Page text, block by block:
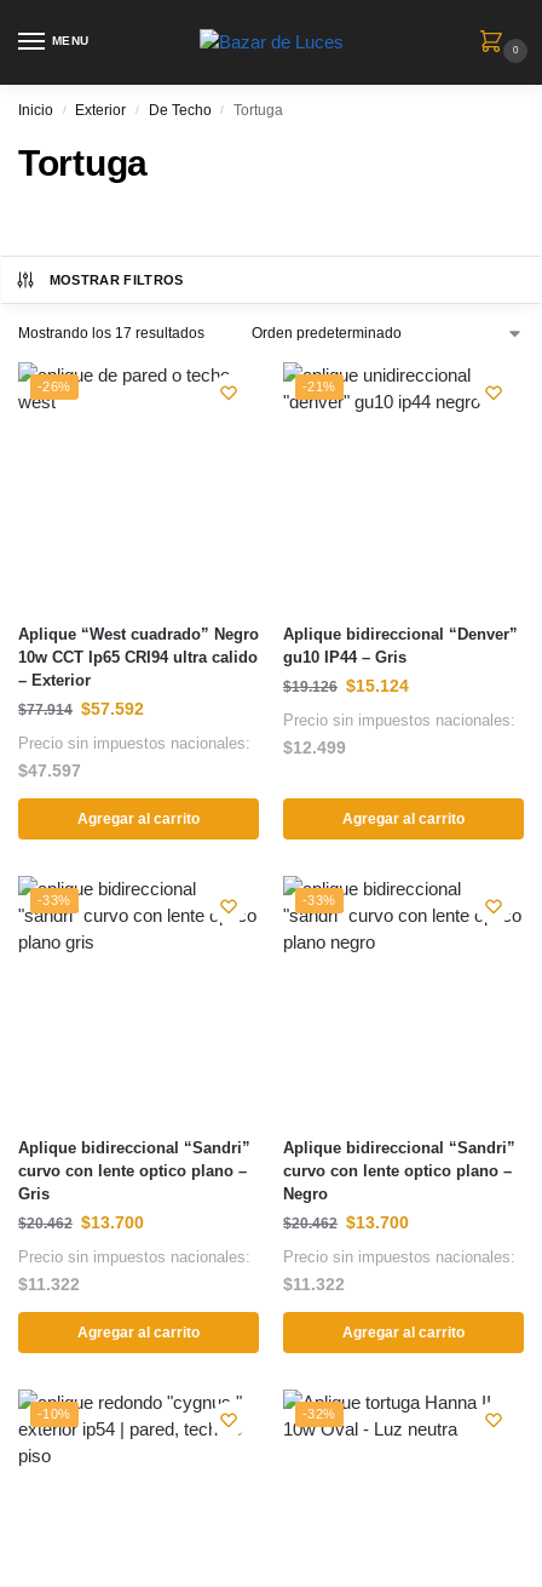
MENU
0
Inicio / Exterior / De Techo / Tortuga
Tortuga
MOSTRAR FILTROS
Mostrando los 17 resultados
-26%
Aplique “West cuadrado” Negro
10w CCT Ip65 CRI94 ultra calido
– Exterior
$77.914 $57.592
Precio sin impuestos nacionales:
$47.597
Agregar al carrito
-21%
Aplique bidireccional “Denver”
gu10 IP44 – Gris
$19.126 $15.124
Precio sin impuestos nacionales:
$12.499
Agregar al carrito
-33%
Aplique bidireccional “Sandri”
curvo con lente optico plano –
Gris
$20.462 $13.700
Precio sin impuestos nacionales:
$11.322
Agregar al carrito
-33%
Aplique bidireccional “Sandri”
curvo con lente optico plano –
Negro
$20.462 $13.700
Precio sin impuestos nacionales:
$11.322
Agregar al carrito
-10% -32%